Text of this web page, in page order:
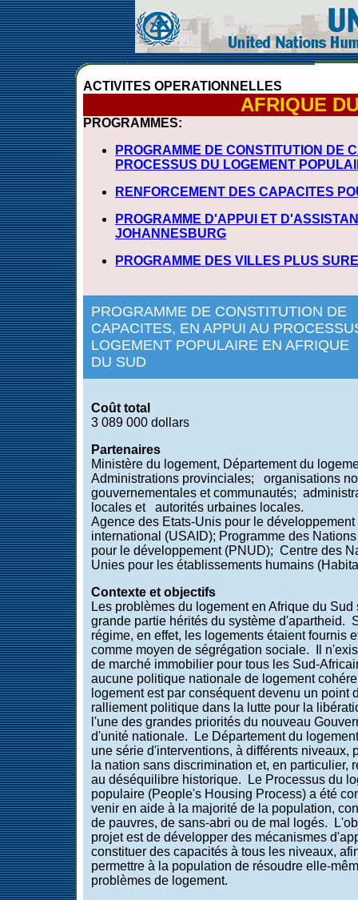
ACTIVITES OPERATIONNELLES
AFRIQUE
PROGRAMMES:
PROGRAMME DE CONSTITUTION DE
PROCESSUS DU LOGEMENT
RENFORCEMENT DES CAPACITES
PROGRAMME D'APPUI ET
JOHANNESBURG
PROGRAMME DES VILLES PLUS
PROGRAMME DE CONSTITUTION DE
CAPACITES, EN APPUI AU
LOGEMENT POPULAIRE EN AFRIQUE
DU SUD
Coût total
3 089 000 dollars
Partenaires
Ministère du logement, Département du
Administrations provinciales; organisations
gouvernementales et communautés;
locales et autorités urbaines locales.
Agence des Etats-Unis pour le développement
international (USAID); Programme des
pour le développement (PNUD); Centre des
Unies pour les établissements humains
Contexte et objectifs
Les problèmes du logement en Afrique du Sud
grande partie hérités du système d'apartheid.
régime, en effet, les logements étaient fournis
comme moyen de ségrégation sociale. Il
de marché immobilier pour tous les Sud-
aucune politique nationale de logement
logement est par conséquent devenu un point
ralliement politique dans la lutte pour la
l'une des grandes priorités du nouveau
d'unité nationale. Le Département du
une série d'interventions, à différents niveaux,
la nation sans discrimination et, en particulier,
au déséquilibre historique. Le Processus du
populaire (People's Housing Process) a été
venir en aide à la majorité de la population,
de pauvres, de sans-abri ou de mal logés.
projet est de développer des mécanismes
constituer des capacités à tous les niveaux,
permettre à la population de résoudre elle-
problèmes de logement.